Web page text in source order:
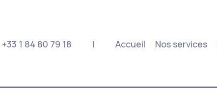
+33 1 84 80 79 18 | Accueil Nos services